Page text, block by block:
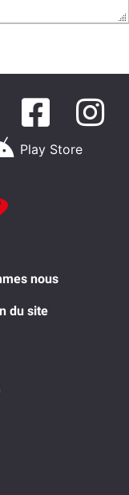
Play Store
nous
du site